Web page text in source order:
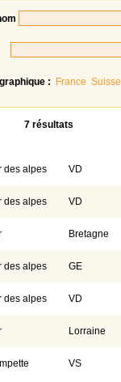
: France Suisse
7 résultats
des alpes VD
des alpes VD
Bretagne
des alpes GE
des alpes VD
Lorraine
VS